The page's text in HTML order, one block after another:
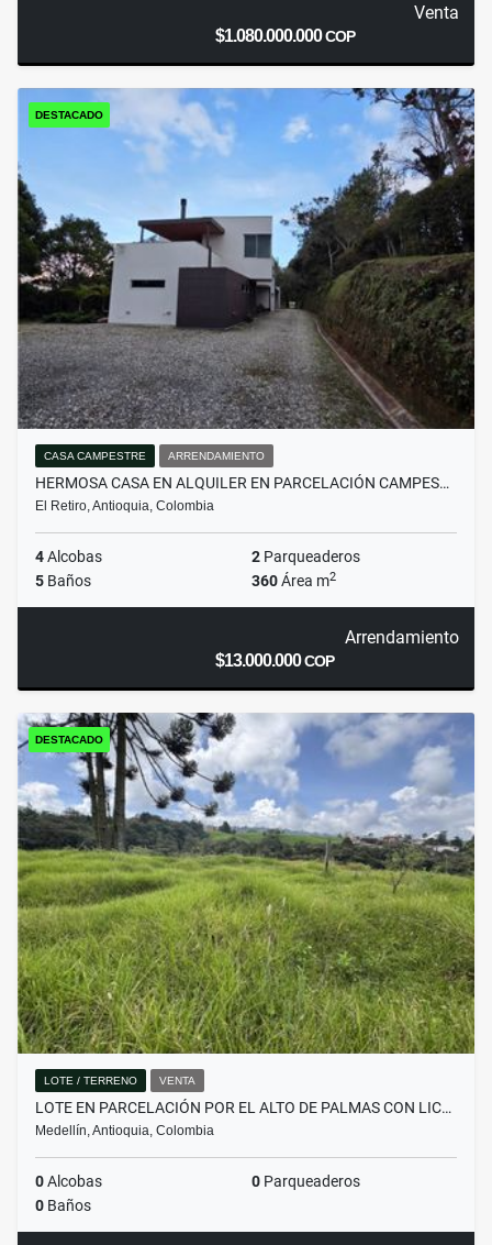
Venta
$1.080.000.000COP
DESTACADO
CASA CAMPESTRE ARRENDAMIENTO
HERMOSA CASA EN ALQUILER EN PARCELACIÓN CAMPES…
El Retiro, Antioquia, Colombia
4Alcobas 2 Parqueaderos
5 Baños 360Área m2
Arrendamiento
$13.000.000COP
DESTACADO
LOTE / TERRENO VENTA
LOTE EN PARCELACIÓN POR EL ALTO DE PALMAS CON LIC…
Medellín, Antioquia, Colombia
0Alcobas 0 Parqueaderos
0 Baños